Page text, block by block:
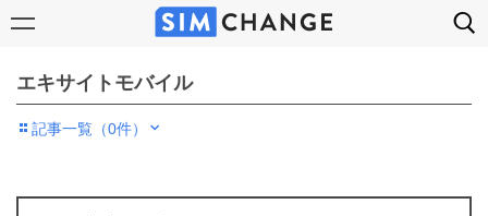
エキサイトモバイル
記事一覧（0件）